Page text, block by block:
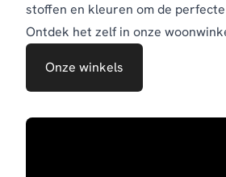
stoffen en kleuren om de
Ontdek het zelf in onze
Onze winkels